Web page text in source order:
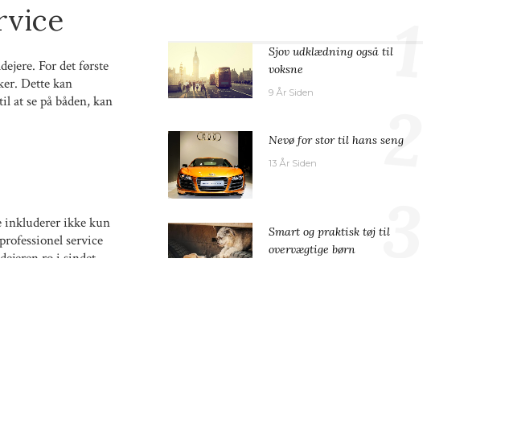
For det første
Dette kan
at se på båden, kan
inkluderer ikke kun
service
ro i sindet.
Sjov udklædning også til
voksne
9 År Siden 1
Nevø for stor til hans seng
13 År Siden 2
Smart og praktisk tøj til
overvægtige børn
3